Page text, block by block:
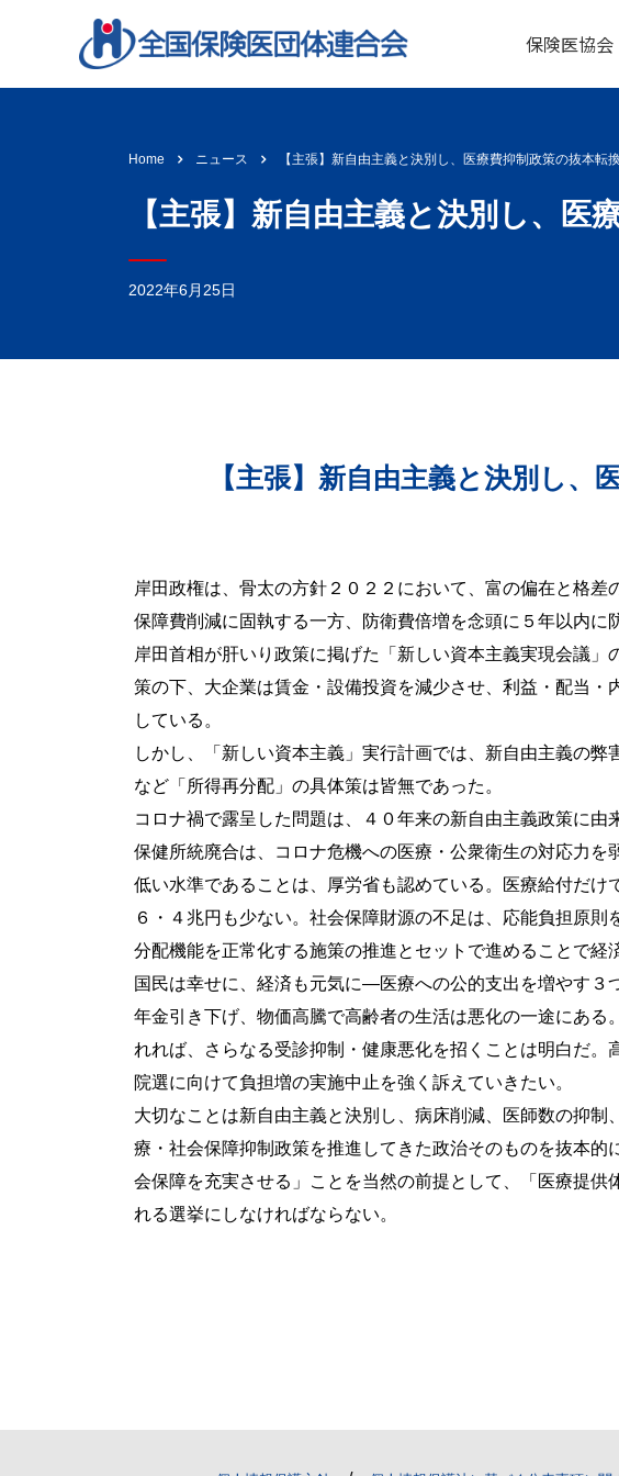
保険医協
Home ニュース 【主張】新自由主義と決別し、医療費抑制政策の抜本転
【主張】新自由主義と決別し、医
2022年6月25日
【主張】新自由主義と決別し、
岸田政権は、骨太の方針２０２２において、富の偏在と格
保障費削減に固執する一方、防衛費倍増を念頭に５年以内に
岸田首相が肝いり政策に掲げた「新しい資本主義実現会議
策の下、大企業は賃金・設備投資を減少させ、利益・配当
している。
しかし、「新しい資本主義」実行計画では、新自由主義の
など「所得再分配」の具体策は皆無であった。
コロナ禍で露呈した問題は、４０年来の新自由主義政策に
保健所統廃合は、コロナ危機への医療・公衆衛生の対応
低い水準であることは、厚労省も認めている。医療給付だけ
６・４兆円も少ない。社会保障財源の不足は、応能負担原
分配機能を正常化する施策の推進とセットで進めることで
国民は幸せに、経済も元気に―医療への公的支出を増やす３
年金引き下げ、物価高騰で高齢者の生活は悪化の一途にあ
れれば、さらなる受診抑制・健康悪化を招くことは明白だ
院選に向けて負担増の実施中止を強く訴えていきたい。
大切なことは新自由主義と決別し、病床削減、医師数の抑
療・社会保障抑制政策を推進してきた政治そのものを抜本
会保障を充実させる」ことを当然の前提として、「医療提
れる選挙にしなければならない。